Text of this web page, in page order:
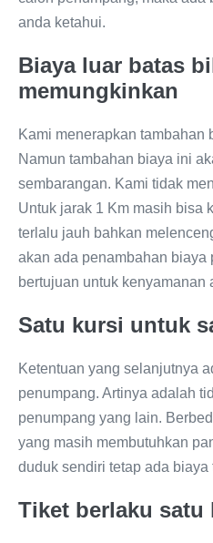
anda ketahui.
Biaya luar batas
memungkinkan
Kami menerapkan tambahan
Namun tambahan biaya ini
sembarangan. Kami tidak
Untuk jarak 1 Km masih bisa
terlalu jauh bahkan
akan ada penambahan biaya
bertujuan untuk kenyamanan
Satu kursi untuk
Ketentuan yang selanjutnya
penumpang. Artinya adalah
penumpang yang lain.
yang masih membutuhkan
duduk sendiri tetap ada biaya
Tiket berlaku satu